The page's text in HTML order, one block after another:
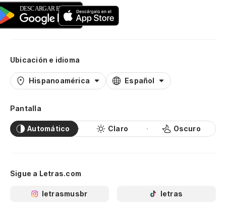
Ubicación e idioma
Hispanoamérica Español
Pantalla
Automático Claro Oscuro
Sigue a Letras.com
letrasmusbr letras